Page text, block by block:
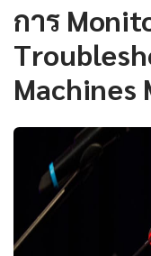
การ
Machines